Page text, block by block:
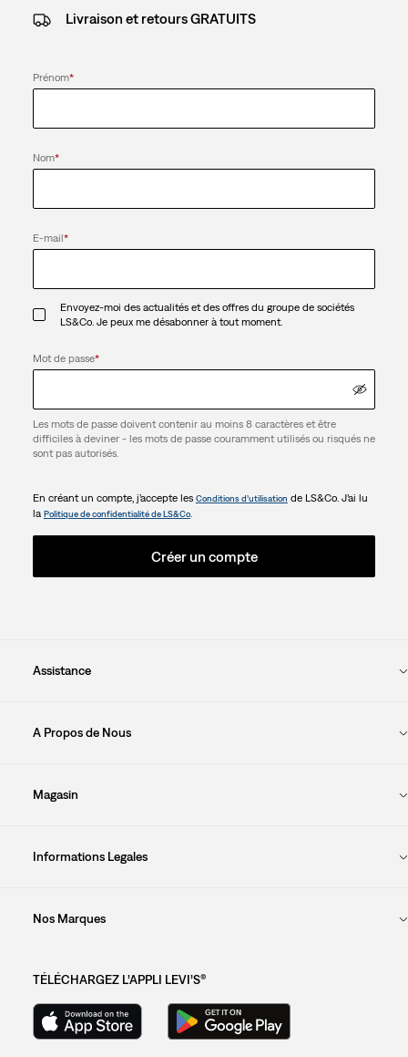
Livraison et retours GRATUITS
Prénom*
Nom*
E-mail*
Envoyez-moi des actualités et des offres du groupe de sociétés
LS&Co. Je peux me désabonner à tout moment.
Mot de passe*
Les mots de passe doivent contenir au moins 8 caractères et être
difficiles à deviner - les mots de passe couramment utilisés ou risqués ne
sont pas autorisés.
En créant un compte, j’accepte les Conditions d’utilisation de LS&Co. J’ai lu
la Politique de confidentialité de LS&Co.
Créer un compte
Assistance
A Propos de Nous
Magasin
Informations Legales
Nos Marques
TÉLÉCHARGEZ L’APPLI LEVI’S®